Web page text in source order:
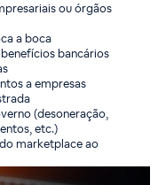
ou órgãos
a boca
bancários
a empresas
(desoneração,
etc.)
marketplace ao